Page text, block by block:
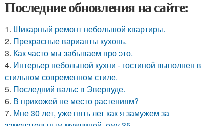
Последние обновления на сайте:
1. Шикарный ремонт небольшой квартиры.
2. Прекрасные варианты кухонь.
3. Как часто мы забываем про это.
4. Интерьер небольшой кухни - гостиной выполнен в
стильном современном стиле.
5. Последний вальс в Эвервуде.
6. В прихожей не место растениям?
7. Мне 30 лет, уже пять лет как я замужем за